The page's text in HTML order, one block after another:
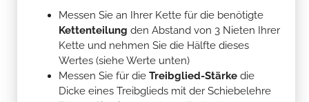
Messen Sie an Ihrer Kette für die benötigte
Kettenteilung den Abstand von 3 Nieten Ihrer
Kette und nehmen Sie die Hälfte dieses
Wertes (siehe Werte unten)
Messen Sie für die Treibglied-Stärke die
Dicke eines Treibglieds mit der Schiebelehre